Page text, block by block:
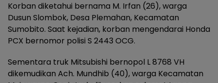
Korban diketahui bernama M. Irfan (26), warga
Dusun Slombok, Desa Plemahan, Kecamatan
Sumobito. Saat kejadian, korban mengendarai Honda
PCX bernomor polisi S 2443 OCG.
Sementara truk Mitsubishi bernopol L 8768 VH
dikemudikan Ach. Mundhib (40), warga Kecamatan